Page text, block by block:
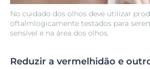
No cuidado dos olhos deve utilizar
oftalmlogicamente testados para
sensível e na área dos olhos.
Reduzir a vermelhidão e